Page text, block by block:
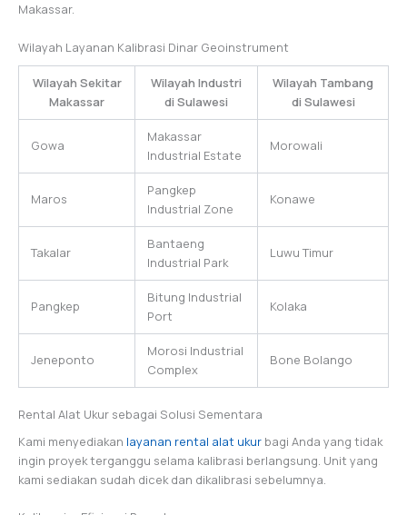
Makassar.
Wilayah Layanan Kalibrasi Dinar Geoinstrument
Wilayah Sekitar
Makassar
Wilayah Industri
di Sulawesi
Wilayah Tambang
di Sulawesi
Gowa
Makassar
Industrial Estate
Morowali
Maros
Pangkep
Industrial Zone
Konawe
Takalar
Bantaeng
Industrial Park
Luwu Timur
Pangkep
Bitung Industrial
Port
Kolaka
Jeneponto
Morosi Industrial
Complex
Bone Bolango
Rental Alat Ukur sebagai Solusi Sementara
Kami menyediakan layanan rental alat ukur bagi Anda yang tidak
ingin proyek terganggu selama kalibrasi berlangsung. Unit yang
kami sediakan sudah dicek dan dikalibrasi sebelumnya.